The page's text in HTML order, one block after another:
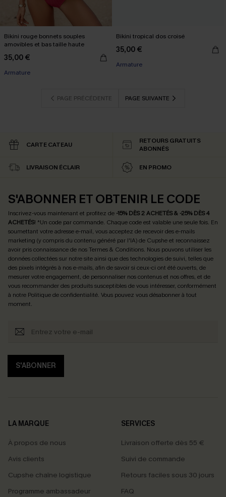
Bikini rouge bonnets souples
amovibles et bas taille haute
35,00 €
Armature
Bikini tropical dos croisé
35,00 €
Armature
PAGE PRÉCÉDENTE PAGE SUIVANTE
CARTE CATEAU
RETOURS GRATUITS
ABONNÉS
LIVRAISON ÉCLAIR EN PROMO
S'ABONNER ET OBTENIR LE CODE
Inscrivez-vous maintenant et profitez de -15% DÈS 2 ACHETÉS & -25% DÈS 4
ACHETÉS! *Un code par commande. Chaque code est valable une seule fois. En
soumettant votre adresse e-mail, vous acceptez de recevoir des e-mails
marketing (y compris du contenu généré par l'IA) de Cupshe et reconnaissez
avoir pris connaissance de nosTermes & Conditions. Nous pouvons utiliser les
données collectées sur notre site ainsi que des technologies de suivi, telles que
des pixels intégrés à nos e-mails, afin de savoir si ceux-ci ont été ouverts, de
mesurer votre engagement, de personnaliser nos contenus et nos offres, et de
vous recommander des produits susceptibles de vous intéresser, conformément
à notre Politique de confidentialité. Vous pouvez vous désabonner à tout
moment.
S'ABONNER
LA MARQUE
À propos de nous
Avis clients
Cupshe chaîne logistique
Programme ambassadeur
SERVICES
Livraison offerte dès 55 €
Suivi de commande
Retours faciles sous 30 jours
FAQ